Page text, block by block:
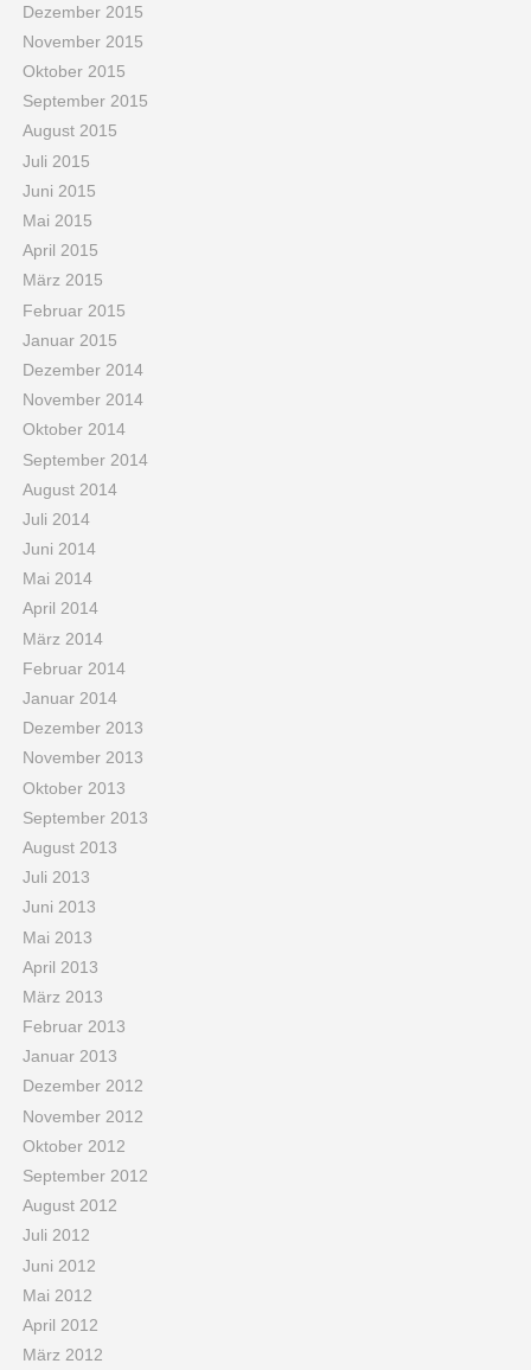
Dezember 2015
November 2015
Oktober 2015
September 2015
August 2015
Juli 2015
Juni 2015
Mai 2015
April 2015
März 2015
Februar 2015
Januar 2015
Dezember 2014
November 2014
Oktober 2014
September 2014
August 2014
Juli 2014
Juni 2014
Mai 2014
April 2014
März 2014
Februar 2014
Januar 2014
Dezember 2013
November 2013
Oktober 2013
September 2013
August 2013
Juli 2013
Juni 2013
Mai 2013
April 2013
März 2013
Februar 2013
Januar 2013
Dezember 2012
November 2012
Oktober 2012
September 2012
August 2012
Juli 2012
Juni 2012
Mai 2012
April 2012
März 2012